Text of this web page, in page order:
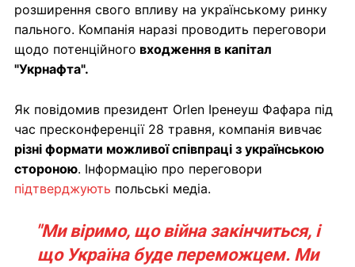
розширення свого впливу на українському ринку
пального. Компанія наразі проводить переговори
щодо потенційного входження в капітал
"Укрнафта".
Як повідомив президент Orlen Іренеуш Фафара під
час пресконференції 28 травня, компанія вивчає
різні формати можливої співпраці з українською
стороною. Інформацію про переговори
підтверджують польські медіа.
"Ми віримо, що війна закінчиться, і
що Україна буде переможцем. Ми